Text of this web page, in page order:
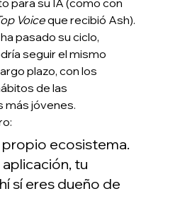
Voice que recibió Ash).
pasado su ciclo,
seguir el mismo
plazo, con los
de las
más jóvenes.
ecosistema.
tu
sí eres dueño de